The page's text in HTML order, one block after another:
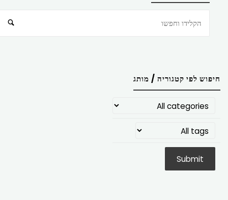
חיפוש לפי קטגוריה / מותג